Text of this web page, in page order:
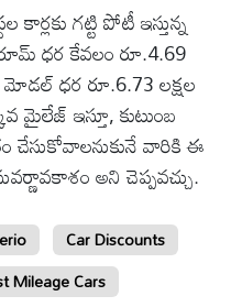
గట్టి పోటీ ఇస్తున్న
ధర కేవలం రూ.4.69
ధర రూ.6.73 లక్షల
మైలేజ్ ఇస్తూ, కుటుంబ
చేసుకోవాలనుకునే వారికి ఈ
అని చెప్పవచ్చు.
Car Discounts
Mileage Cars